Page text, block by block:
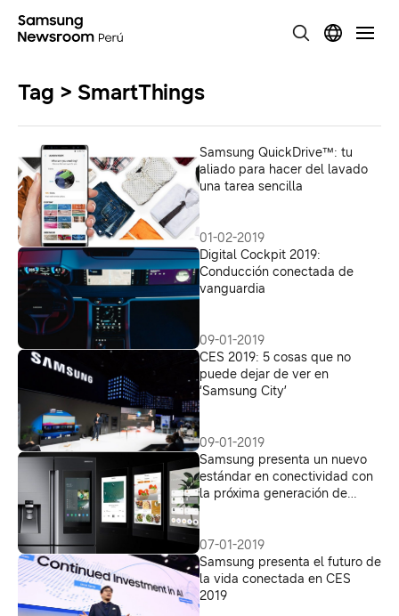
Tag > SmartThings
Samsung QuickDrive™: tu
aliado para hacer del lavado
una tarea sencilla
01-02-2019
Digital Cockpit 2019:
Conducción conectada de
vanguardia
09-01-2019
CES 2019: 5 cosas que no
puede dejar de ver en
‘Samsung City’
09-01-2019
Samsung presenta un nuevo
estándar en conectividad con
la próxima generación de
07-01-2019
Samsung presenta el futuro de
la vida conectada en CES
2019